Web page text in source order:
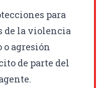
para
de la violencia
o agresión
de parte del